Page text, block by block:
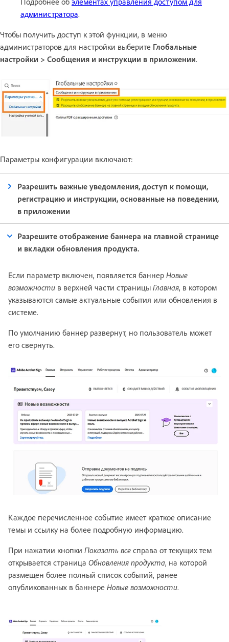
администратора.
Чтобы получить доступ к этой функции, в меню
администраторов для настройки выберите Глобальные
настройки > Сообщения и инструкции в приложении.
Параметры конфигурации включают:
Разрешить важные уведомления, доступ к помощи,
регистрацию и инструкции, основанные на поведении,
в приложении
Разрешите отображение баннера на главной странице
и вкладки обновления продукта.
Если параметр включен, появляется баннер Новые
возможности в верхней части страницы Главная, в котором
указываются самые актуальные события или обновления в
системе.
По умолчанию баннер развернут, но пользователь может
его свернуть.
Каждое перечисленное событие имеет краткое описание
темы и ссылку на более подробную информацию.
При нажатии кнопки Показать все справа от текущих тем
открывается страница Обновления продукта, на которой
размещен более полный список событий, ранее
опубликованных в баннере Новые возможности.